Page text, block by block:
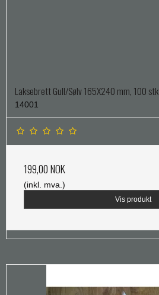
Laksebrett Gull/Sølv 165X240 mm, 100 stk
14001
199,00 NOK
(inkl. mva.)
Vis produkt